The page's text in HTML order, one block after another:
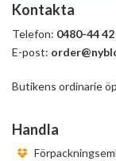
Kontakta
Telefon: 0480-44
E-post:
Butikens ordinarie
Handla